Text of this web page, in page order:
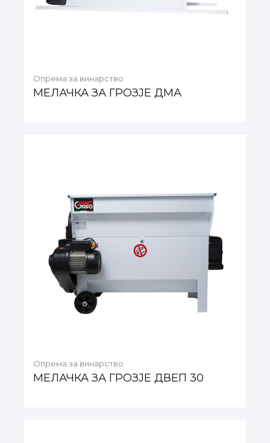
Опрема за винарство
МЕЛАЧКА ЗА ГРОЗЈЕ ДМА
Опрема за винарство
МЕЛАЧКА ЗА ГРОЗЈЕ ДВЕП 30